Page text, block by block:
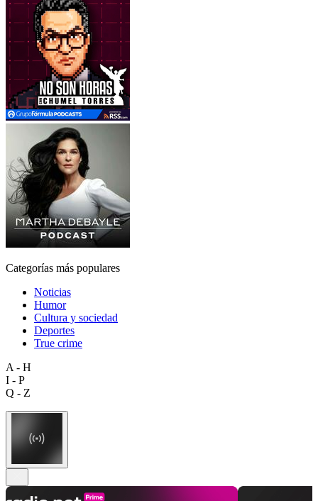
Categorías más populares
Noticias
Humor
Cultura y sociedad
Deportes
True crime
A - H
I - P
Q - Z